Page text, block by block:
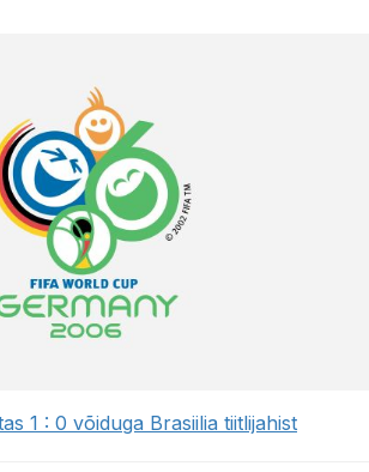
1 : 0 võiduga Brasiilia tiitlijahist